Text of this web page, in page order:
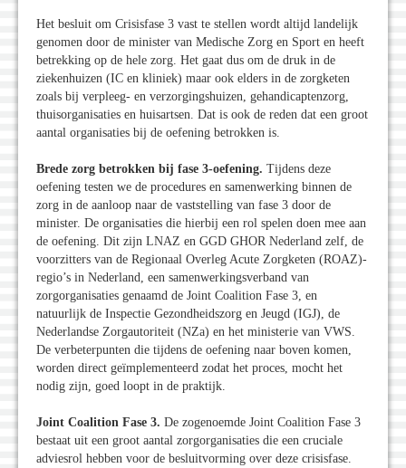
Het besluit om Crisisfase 3 vast te stellen wordt altijd landelijk
genomen door de minister van Medische Zorg en Sport en heeft
betrekking op de hele zorg. Het gaat dus om de druk in de
ziekenhuizen (IC en kliniek) maar ook elders in de zorgketen
zoals bij verpleeg- en verzorgingshuizen, gehandicaptenzorg,
thuisorganisaties en huisartsen. Dat is ook de reden dat een groot
aantal organisaties bij de oefening betrokken is.
Brede zorg betrokken bij fase 3-oefening. Tijdens deze
oefening testen we de procedures en samenwerking binnen de
zorg in de aanloop naar de vaststelling van fase 3 door de
minister. De organisaties die hierbij een rol spelen doen mee aan
de oefening. Dit zijn LNAZ en GGD GHOR Nederland zelf, de
voorzitters van de Regionaal Overleg Acute Zorgketen (ROAZ)-
regio’s in Nederland, een samenwerkingsverband van
zorgorganisaties genaamd de Joint Coalition Fase 3, en
natuurlijk de Inspectie Gezondheidszorg en Jeugd (IGJ), de
Nederlandse Zorgautoriteit (NZa) en het ministerie van VWS.
De verbeterpunten die tijdens de oefening naar boven komen,
worden direct geïmplementeerd zodat het proces, mocht het
nodig zijn, goed loopt in de praktijk.
Joint Coalition Fase 3. De zogenoemde Joint Coalition Fase 3
bestaat uit een groot aantal zorgorganisaties die een cruciale
adviesrol hebben voor de besluitvorming over deze crisisfase.